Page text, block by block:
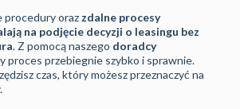
procedury oraz zdalne procesy
na podjęcie decyzji o leasingu bez
. Z pomocą naszego doradcy
proces przebiegnie szybko i sprawnie.
czas, który możesz przeznaczyć na